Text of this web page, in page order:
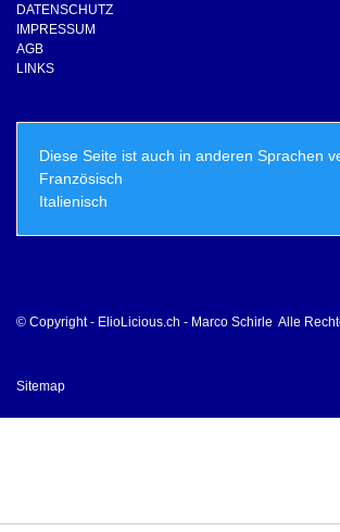
DATENSCHUTZ
IMPRESSUM
AGB
LINKS
Diese Seite ist auch in anderen Sprachen
Französisch
Italienisch
© Copyright - ElioLicious.ch - Marco Schirle Alle
Sitemap